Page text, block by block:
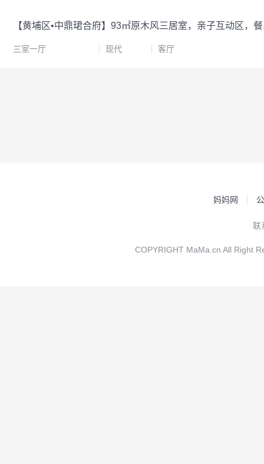
【黄埔区•中鼎珺合府】93㎡原木风三居室，亲子互动区，
三室一厅 现代 客厅
妈妈网
联
COPYRIGHT MaMa.cn All Right